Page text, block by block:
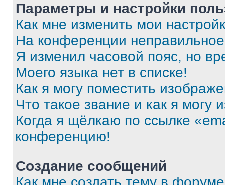
Параметры и настройки
Как мне изменить мои
На конференции
Я изменил часовой пояс, но
Моего языка нет в списке!
Как я могу поместить
Что такое звание и как я могу
Когда я щёлкаю по ссылке
конференцию!
Создание сообщений